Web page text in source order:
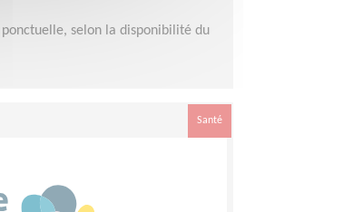
selon la disponibilité du
Santé